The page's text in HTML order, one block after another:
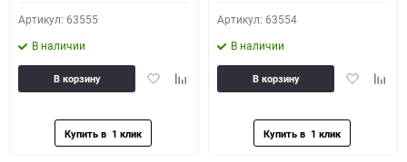
Артикул: 63555
В наличии
ДобавитьДобавить
В корзину
Артикул: 63554
В наличии
Добавить
В корзину